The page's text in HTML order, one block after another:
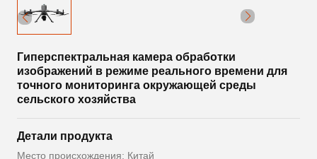
Гиперспектральная камера обработки
изображений в режиме реального времени для
точного мониторинга окружающей среды
сельского хозяйства
Детали продукта
Место происхождения: Китай